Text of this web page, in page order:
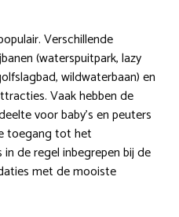
Verschillende
(waterspuitpark, lazy
wildwaterbaan) en
Vaak hebben de
voor baby’s en peuters
toegang tot het
de regel inbegrepen bij de
met de mooiste